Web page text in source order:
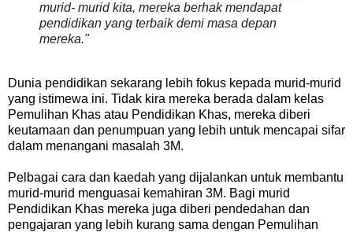
murid- murid kita, mereka berhak mendapat
pendidikan yang terbaik demi masa depan
mereka."
Dunia pendidikan sekarang lebih fokus kepada murid-murid
yang istimewa ini. Tidak kira mereka berada dalam kelas
Pemulihan Khas atau Pendidikan Khas, mereka diberi
keutamaan dan penumpuan yang lebih untuk mencapai sifar
dalam menangani masalah 3M.
Pelbagai cara dan kaedah yang dijalankan untuk membantu
murid-murid menguasai kemahiran 3M. Bagi murid
Pendidikan Khas mereka juga diberi pendedahan dan
pengajaran yang lebih kurang sama dengan Pemulihan